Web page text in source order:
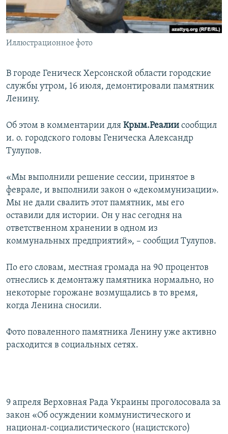
ПОБЕДИТЕЛЕЙ НЕ СУДЯТ?
КРЫМ.НЕПОКОРЕННЫЙ
ELIFBE
ПРИСОЕДИНЯЙТЕСЬ!
Все сайты RFE/RL
Иллюстрационное фото
В городе Геническ Херсонской области городские
службы утром, 16 июля, демонтировали памятник
Ленину.
Об этом в комментарии для Крым.Реалии сообщил
и. о. городского головы Геническа Александр
Тулупов.
«Мы выполнили решение сессии, принятое в
феврале, и выполнили закон о «декоммунизации».
Мы не дали свалить этот памятник, мы его
оставили для истории. Он у нас сегодня на
ответственном хранении в одном из
коммунальных предприятий», – сообщил Тулупов.
По его словам, местная громада на 90 процентов
отнеслись к демонтажу памятника нормально, но
некоторые горожане возмущались в то время,
когда Ленина сносили.
Фото поваленного памятника Ленину уже активно
расходится в социальных сетях.
9 апреля Верховная Рада Украины проголосовала за
закон «Об осуждении коммунистического и
национал-социалистического (нацистского)